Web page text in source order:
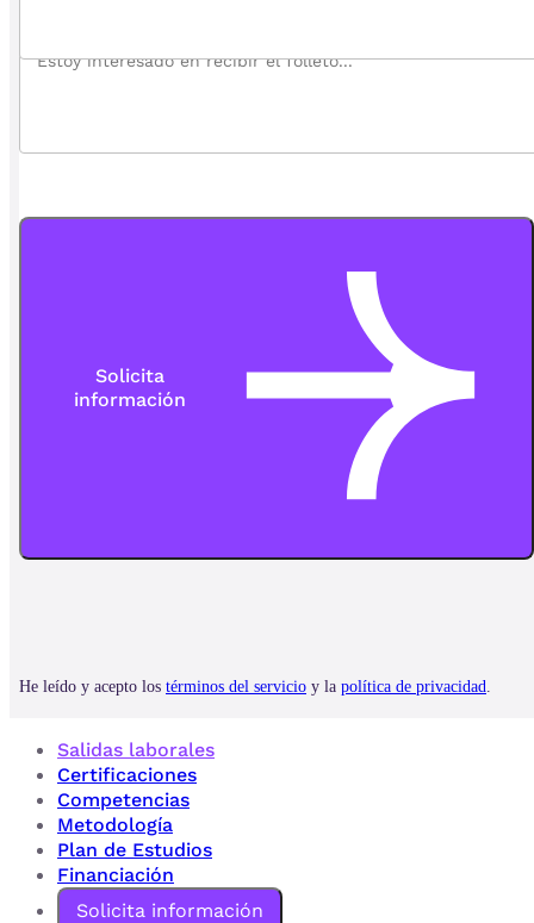
Salidas laborales
Certificaciones
Competencias
Metodología
Plan de Estudios
Financiación
Solicita información